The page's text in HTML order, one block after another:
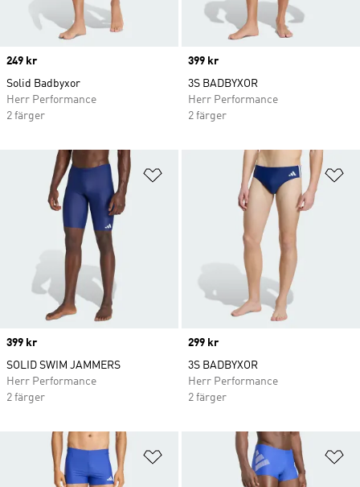
Price
249 kr
Solid Badbyxor
Herr Performance
2 färger
Price
399 kr
3S BADBYXOR
Herr Performance
2 färger
Lägg till på önskelistan
Price
399 kr
SOLID SWIM JAMMERS
Herr Performance
2 färger
Price
299 kr
3S BADBYXOR
Herr Performance
2 färger
Lägg till på önskelistan